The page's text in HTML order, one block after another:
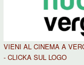
VIENI AL CINEMA A
- CLICKA SUL LOGO